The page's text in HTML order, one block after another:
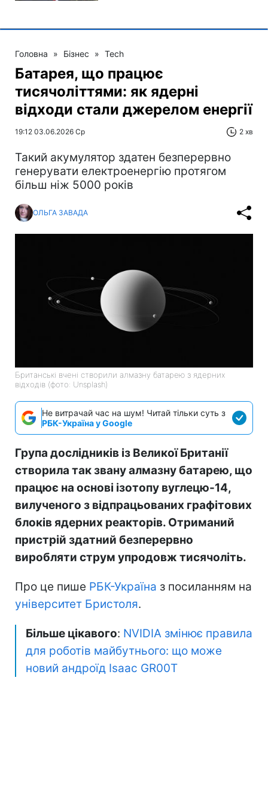
Головна » Бізнес » Tech
Батарея, що працює
тисячоліттями: як ядерні
відходи стали джерелом енергії
19:12 03.06.2026 Ср 2 хв
Такий акумулятор здатен безперервно
генерувати електроенергію протягом
більш ніж 5000 років
ОЛЬГА ЗАВАДА
Британські вчені створили алмазну батарею з ядерних
відходів (фото: Unsplash)
Не витрачай час на шум! Читай тільки суть з
РБК-Україна у Google
Група дослідників із Великої Британії
створила так звану алмазну батарею, що
працює на основі ізотопу вуглецю-14,
вилученого з відпрацьованих графітових
блоків ядерних реакторів. Отриманий
пристрій здатний безперервно
виробляти струм упродовж тисячоліть.
Про це пише РБК-Україна з посиланням на
університет Бристоля.
Більше цікавого: NVIDIA змінює правила
для роботів майбутнього: що може
новий андроїд Isaac GR00T